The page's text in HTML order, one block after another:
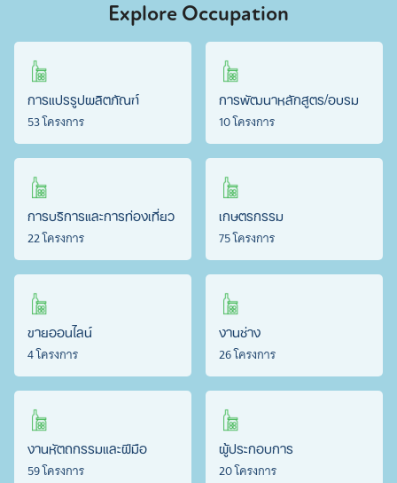
Explore Occupation
การแปรรูปผลิตภัณฑ์
53 โครงการ
การพัฒนาหลักสูตร/อบรม
10 โครงการ
การบริการและการท่องเที่ยว
22 โครงการ
เกษตรกรรม
75 โครงการ
ขายออนไลน์
4 โครงการ
งานช่าง
26 โครงการ
งานหัตถกรรมและฝีมือ
59 โครงการ
ผู้ประกอบการ
20 โครงการ